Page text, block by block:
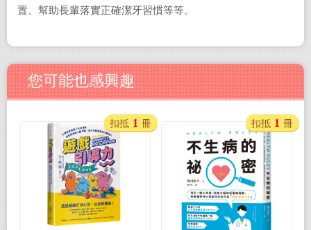
置、幫助長輩落實正確潔牙習慣等等。
您可能也感興趣
扣抵 1 冊 扣抵 1 冊